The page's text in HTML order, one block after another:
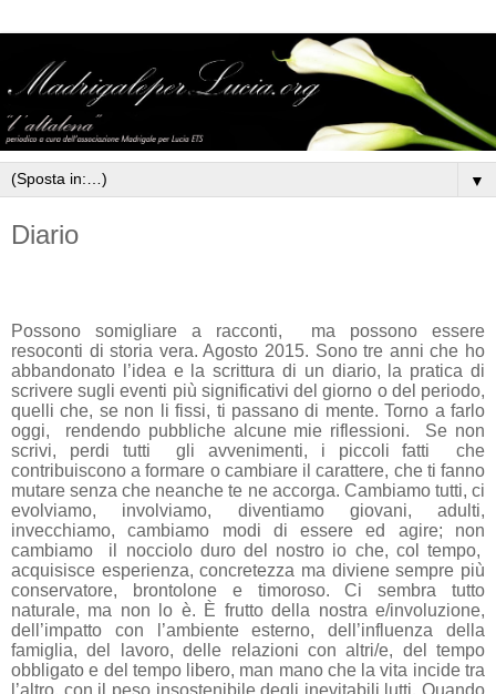
▼
Diario
Possono somigliare a racconti,
ma possono essere
resoconti di storia vera. Agosto 2015. Sono tre anni che ho
abbandonato l’idea e la scrittura di un diario, la pratica di
scrivere sugli eventi più significativi del giorno o del periodo,
quelli che, se non li fissi, ti passano di mente. Torno a farlo
oggi,
rendendo pubbliche alcune mie riflessioni.
Se non
scrivi, perdi tutti
gli avvenimenti, i piccoli fatti
che
contribuiscono a formare o cambiare il carattere, che ti fanno
mutare senza che neanche te ne accorga. Cambiamo tutti, ci
evolviamo, involviamo, diventiamo giovani, adulti,
invecchiamo, cambiamo modi di essere ed agire; non
cambiamo
il nocciolo duro del nostro io che, col tempo,
acquisisce esperienza, concretezza ma diviene sempre più
conservatore, brontolone e timoroso. Ci sembra tutto
naturale, ma non lo è. È frutto della nostra e/involuzione,
dell’impatto con l’ambiente esterno, dell’influenza della
famiglia, del lavoro, delle relazioni con altri/e, del tempo
obbligato e del tempo libero, man mano che la vita incide tra
l’altro, con il peso insostenibile degli inevitabili lutti. Quando